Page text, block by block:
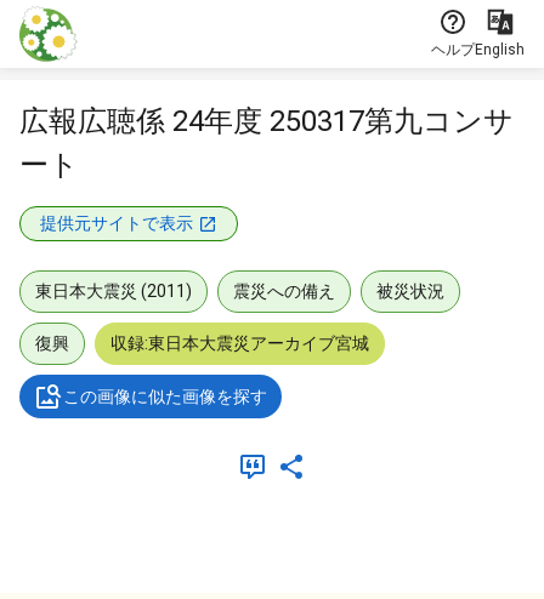
本文に飛ぶ
ヘルプEnglish
広報広聴係 24年度 250317第九コンサ
ート
提供元サイトで表示
東日本大震災 (2011) 震災への備え 被災状況
復興 収録:東日本大震災アーカイブ宮城
この画像に似た画像を探す